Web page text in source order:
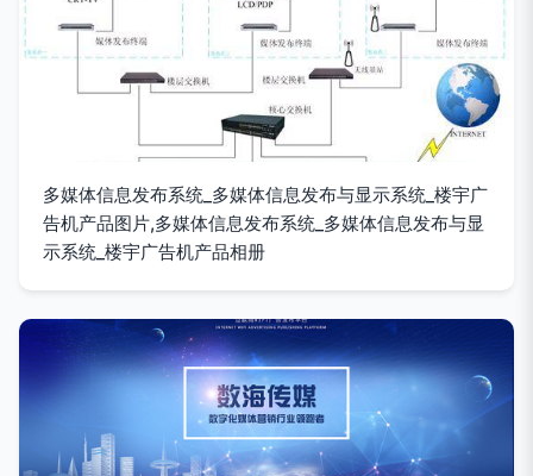
多媒体信息发布系统_多媒体信息发布与显示系统_楼宇广
告机产品图片,多媒体信息发布系统_多媒体信息发布与显
示系统_楼宇广告机产品相册